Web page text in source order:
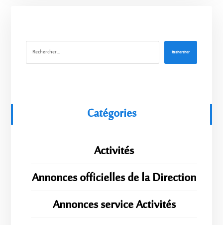
Rechercher
Catégories
Activités
Annonces officielles de la Direction
Annonces service Activités